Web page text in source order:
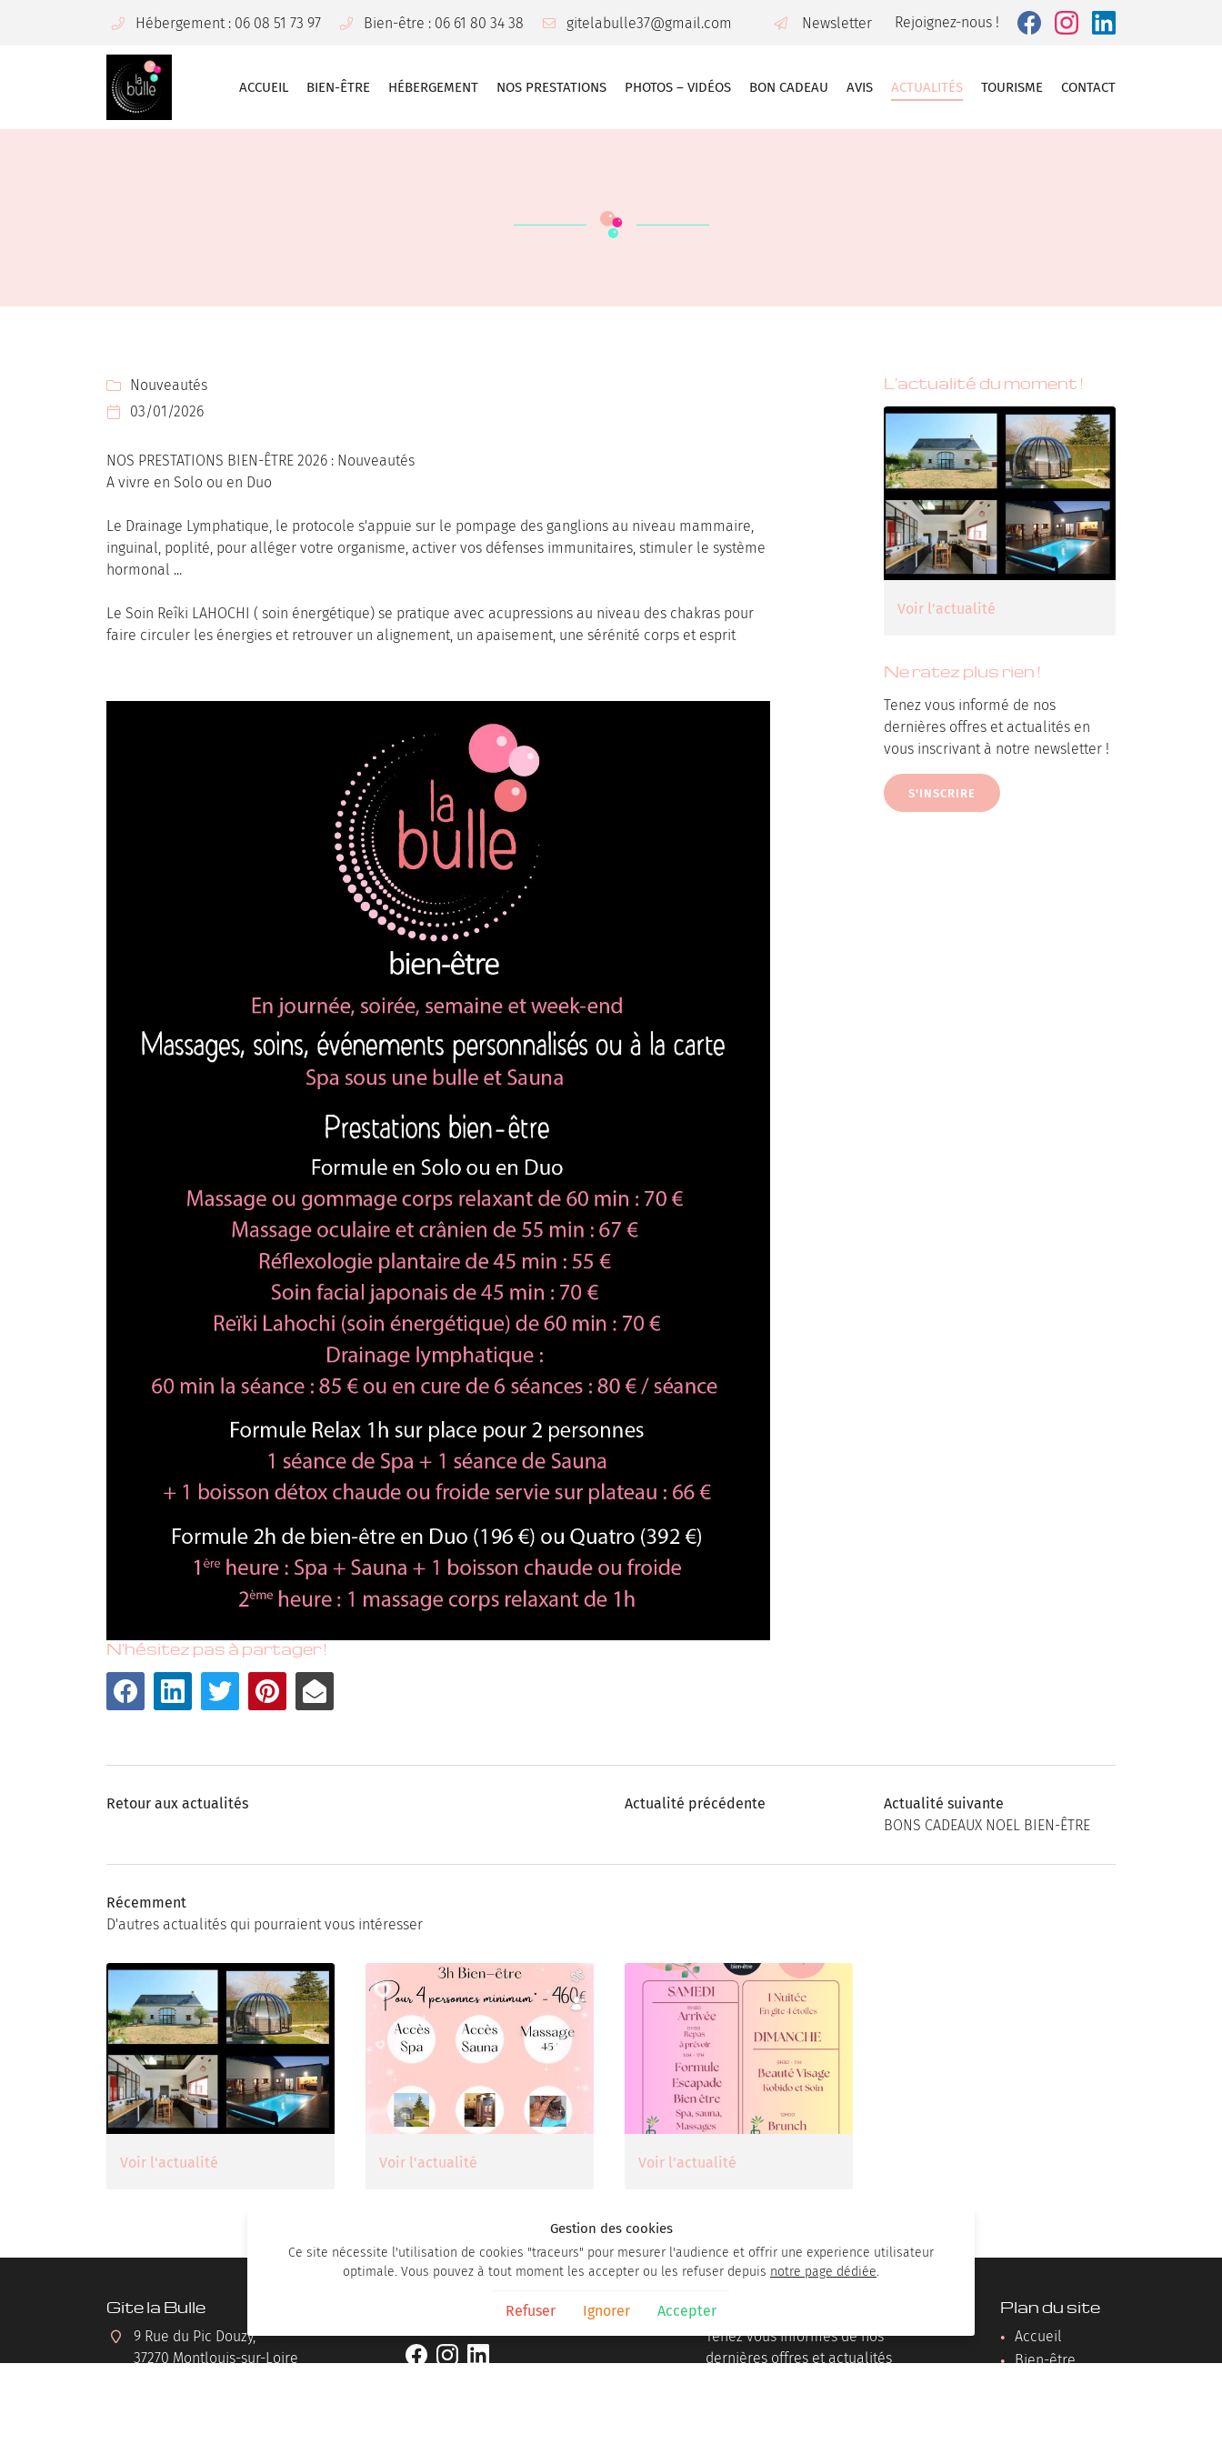
Hébergement : 06 08 51 73 97 Bien-être : 06 61 80 34 38 Newsletter Rejoignez-nous !
ACCUEIL BIEN-ÊTRE HÉBERGEMENT NOS PRESTATIONS PHOTOS – VIDÉOS BON CADEAU AVIS ACTUALITÉS TOURISME CONTACT
37270 Montlouis-sur-Loire
06 08 51 73 97
l'adresse email indiqué ci-dessus. Vous pouvez vous désinscrire à tout moment en
 Nouveautés
 03/01/2026
NOS PRESTATIONS BIEN-ÊTRE 2026 : Nouveautés
A vivre en Solo ou en Duo
Le Drainage Lymphatique, le protocole s'appuie sur le pompage des ganglions au niveau mammaire,
inguinal, poplité, pour alléger votre organisme, activer vos défenses immunitaires, stimuler le système
hormonal ...
Le Soin Reîki LAHOCHI ( soin énergétique) se pratique avec acupressions au niveau des chakras pour
faire circuler les énergies et retrouver un alignement, un apaisement, une sérénité corps et esprit
N'hésitez pas à partager !
L'actualité du moment !
Voir l'actualité
Ne ratez plus rien !
Tenez vous informé de nos
dernières offres et actualités en
vous inscrivant à notre newsletter !
S'INSCRIRE
Retour aux actualités Actualité précédente
Actualité suivante
BONS CADEAUX NOEL BIEN-ÊTRE
Récemment
D'autres actualités qui pourraient vous intéresser
Voir l'actualité Voir l'actualité Voir l'actualité
Gite la Bulle
9 Rue du Pic Douzy,
37270 Montlouis-sur-Loire
Restez informés
Tenez vous informés de nos
dernières offres et actualités
Plan du site
Accueil
Bien-être
Gestion des cookies
Ce site nécessite l'utilisation de cookies "traceurs" pour mesurer l'audience et offrir une experience utilisateur
optimale. Vous pouvez à tout moment les accepter ou les refuser depuis notre page dédiée.
Refuser Ignorer Accepter